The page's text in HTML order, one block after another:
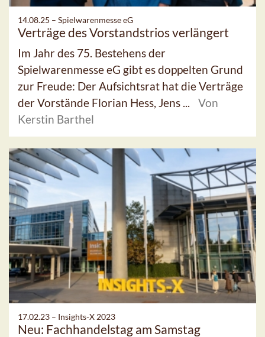
14.08.25 – Spielwarenmesse eG
Verträge des Vorstandstrios verlängert
Im Jahr des 75. Bestehens der
Spielwarenmesse eG gibt es doppelten Grund
zur Freude: Der Aufsichtsrat hat die Verträge
der Vorstände Florian Hess, Jens ...
Von
Kerstin Barthel
17.02.23 – Insights-X 2023
Neu: Fachhandelstag am Samstag